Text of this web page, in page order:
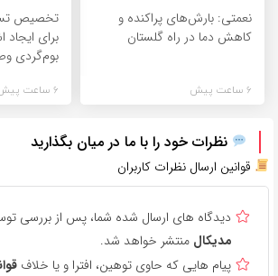
نعمتی: بارش‌های پراکنده و
کاهش دما در راه گلستان
6 ساعت پیش
برای ایجاد
بوم‌گردی
6 ساعت پیش
نظرات خود را با ما در میان بگذارید
قوانین ارسال نظرات کاربران
دیدگاه های ارسال شده شما، پس از بررسی
مدیکال منتشر خواهد شد.
پیام هایی که حاوی توهین، افترا و یا خلاف